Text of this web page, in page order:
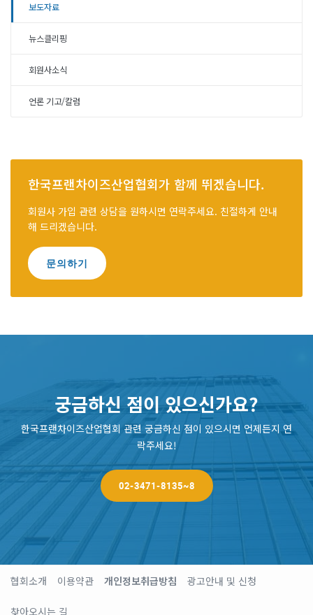
보도자료
뉴스클리핑
회원사소식
언론 기고/칼럼
한국프랜차이즈산업협회가 함께 뛰겠습니다.
회원사 가입 관련 상담을 원하시면 연락주세요. 친절하게 안내
해 드리겠습니다.
문의하기
궁금하신 점이 있으신가요?
한국프랜차이즈산업협회 관련 궁금하신 점이 있으시면 언제든지 연
락주세요!
02-3471-8135~8
협회소개 이용약관 개인정보취급방침 광고안내 및 신청
찾아오시는 길